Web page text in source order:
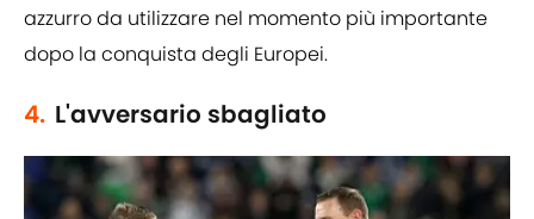
azzurro da utilizzare nel momento più importante
dopo la conquista degli Europei.
4. L'avversario sbagliato